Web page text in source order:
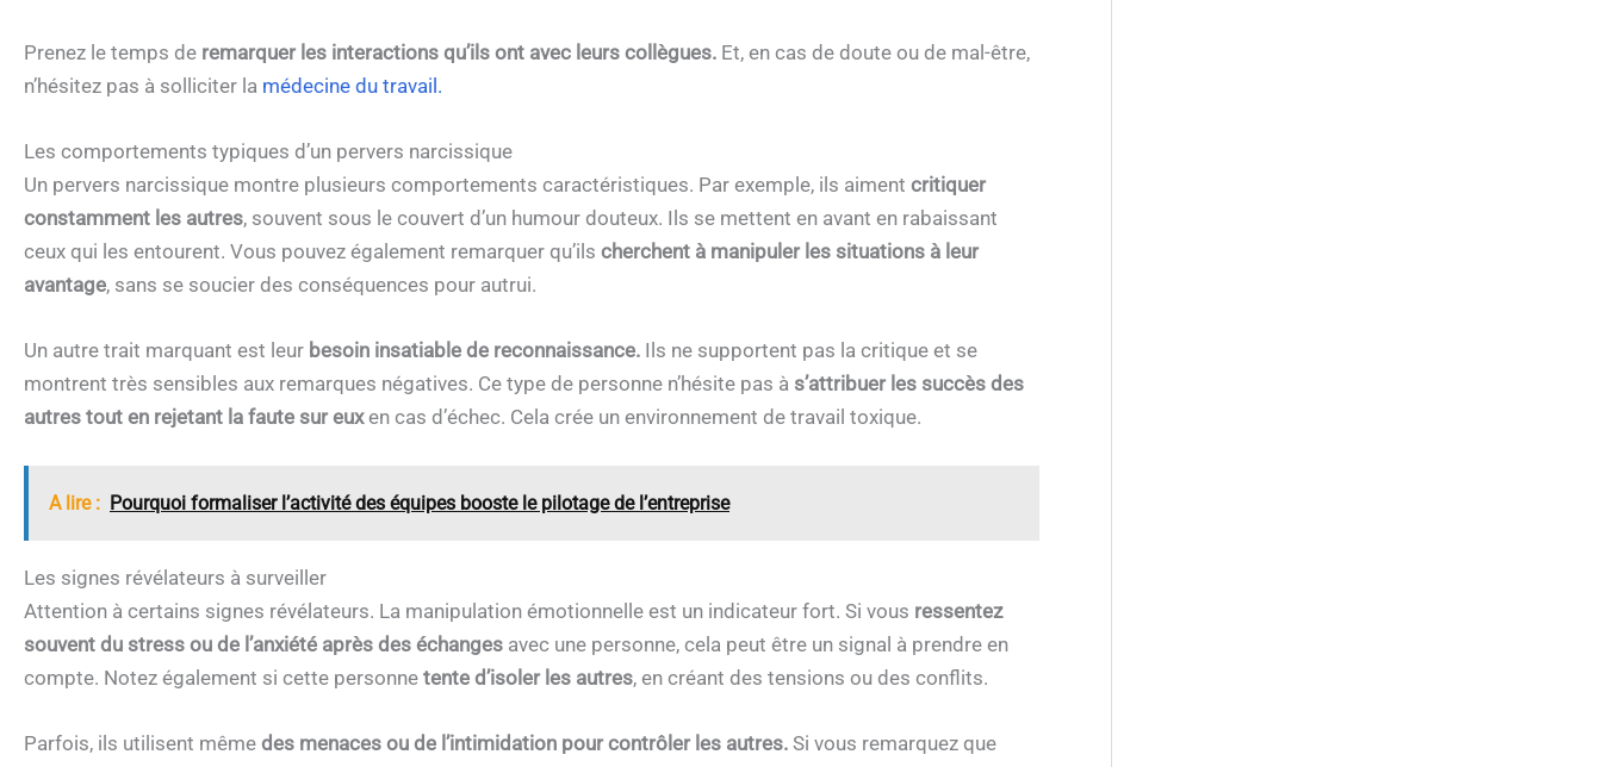
Prenez le temps de remarquer les interactions qu’ils ont avec leurs collègues. Et, en cas de doute ou de mal-être,
n’hésitez pas à solliciter la médecine du travail.
Les comportements typiques d’un pervers narcissique
Un pervers narcissique montre plusieurs comportements caractéristiques. Par exemple, ils aiment critiquer
constamment les autres, souvent sous le couvert d’un humour douteux. Ils se mettent en avant en rabaissant
ceux qui les entourent. Vous pouvez également remarquer qu’ils cherchent à manipuler les situations à leur
avantage, sans se soucier des conséquences pour autrui.
Un autre trait marquant est leur besoin insatiable de reconnaissance. Ils ne supportent pas la critique et se
montrent très sensibles aux remarques négatives. Ce type de personne n’hésite pas à s’attribuer les succès des
autres tout en rejetant la faute sur euxen cas d’échec. Cela crée un environnement de travail toxique.
A lire : Pourquoi formaliser l’activité des équipes booste le pilotage de l’entreprise
Les signes révélateurs à surveiller
Attention à certains signes révélateurs. La manipulation émotionnelle est un indicateur fort. Si vous ressentez
souvent du stress ou de l’anxiété après des échanges avec une personne, cela peut être un signal à prendre en
compte. Notez également si cette personne tente d’isoler les autres, en créant des tensions ou des conflits.
Parfois, ils utilisent même des menaces ou de l’intimidation pour contrôler les autres. Si vous remarquez que